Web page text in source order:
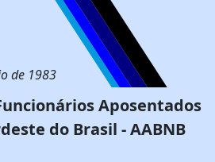
de 1983
Aposentados
do Brasil - AABNB